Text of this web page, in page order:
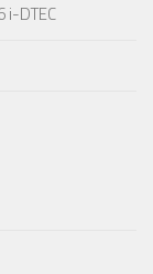
i-DTEC